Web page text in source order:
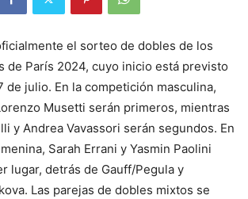
el sorteo de dobles de los
de París 2024, cuyo inicio está previsto
de julio. En la competición masculina,
Musetti serán primeros, mientras
y Andrea Vavassori serán segundos. En
Sarah Errani y Yasmin Paolini
lugar, detrás de Gauff/Pegula y
Las parejas de dobles mixtos se